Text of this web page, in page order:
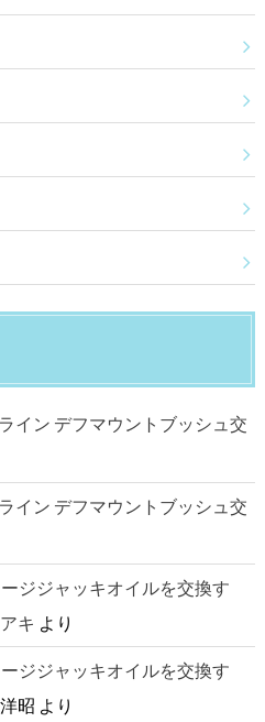
イン デフマウントブッシュ交
イン デフマウントブッシュ交
ジジャッキオイルを交換す
キ より
ジジャッキオイルを交換す
昭 より